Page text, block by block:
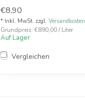
€8,90
* Inkl. MwSt. zzgl. Versandkosten
Grundpreis: €890,00 / Liter
Auf Lager
Vergleichen